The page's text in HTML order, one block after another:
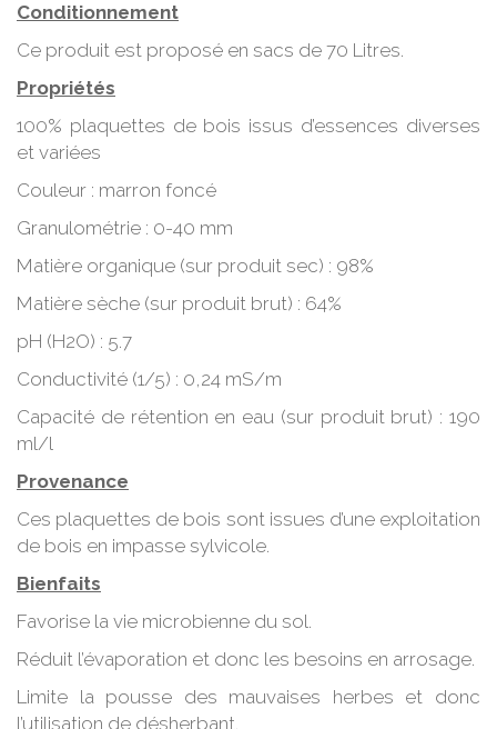
Conditionnement
Ce produit est proposé en sacs de 70 Litres.
Propriétés
100% plaquettes de bois issus d’essences diverses
et variées
Couleur : marron foncé
Granulométrie : 0-40 mm
Matière organique (sur produit sec) : 98%
Matière sèche (sur produit brut) : 64%
pH (H2O) : 5.7
Conductivité (1/5) : 0,24 mS/m
Capacité de rétention en eau (sur produit brut) : 190
ml/l
Provenance
Ces plaquettes de bois sont issues d’une exploitation
de bois en impasse sylvicole.
Bienfaits
Favorise la vie microbienne du sol.
Réduit l’évaporation et donc les besoins en arrosage.
Limite la pousse des mauvaises herbes et donc
l’utilisation de désherbant.